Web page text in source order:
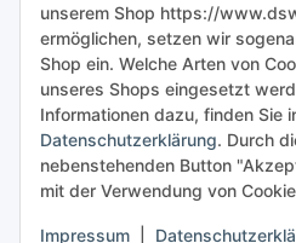
unserem Shop https://
ermöglichen, setzen wir
Shop ein. Welche Arten von
unseres Shops eingesetzt
Informationen dazu, finden Sie
Datenschutzerklärung. Durch
nebenstehenden Button
mit der Verwendung von
Impressum